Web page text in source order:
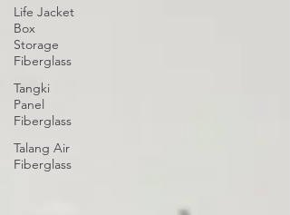
Life Jacket
Box
Storage
Fiberglass
Tangki
Panel
Fiberglass
Talang Air
Fiberglass